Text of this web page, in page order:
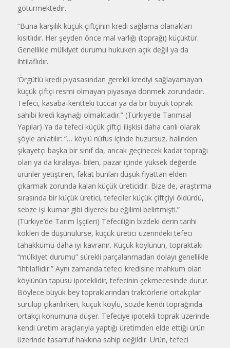
götürmektedir.
“Buna karşılık küçük çiftçinin kredi sağlama olanakları
kısıtlıdır. Her şeyden önce mal varlığı (toprağı) küçüktür.
Genellikle mülkiyet durumu hukuken açık değil ya da
ihtilaflıdır.
‘Örgütlü kredi piyasasından gerekli krediyi sağlayamayan
küçük çiftçi resmi olmayan piyasaya dönmek zorundadır.
Tefeci, kasaba-kentteki tüccar ya da bir büyük toprak
sahibi kredi kaynağı olmaktadır.” (Türkiye’de Tarımsal
Yapılar) Ya da tefeci küçük çiftçi ilişkisi daha canlı olarak
şöyle anlatılır: “… köylü nüfus içinde huzursuz, halinden
şikayetçi başka bir sınıf da, ancak geçinecek kadar toprağı
olan ya da kiralaya- bilen, pazar içinde yüksek değerde
ürünler yetiştiren, fakat bunları düşük fiyattan elden
çıkarmak zorunda kalan küçük üreticidir. Bize de, araştırma
sırasında bir küçük üretici, tefeciler küçük çiftçiyi öldürdü,
sebze işi kumar gibi diyerek bu eğilimi belirtmişti.”
(Türkiye’de Tarım İşçileri) Tefeciliğin bizdeki derin tarihi
kökleri de düşünülürse, küçük üretici üzerindeki tefeci
tahakkümü daha iyi kavranır. Küçük köylünün, topraktaki
“mülkiyet durumu” sürekli parçalanmadan dolayı genellikle
“ihtilaflıdır.” Aynı zamanda tefeci kredisine mahkum olan
köylünün tapusu ipoteklidir, tefecinin çekmecesinde durur.
Böylece büyük bey topraklarından traktörlerle ortakçılar
sürülüp çıkarılırken, küçük köylü, sözde kendi toprağında
ortakçı konumuna düşer. Tefeciye ipotekli toprak üzerinde
kendi üretim araçlarıyla yaptığı üretimden elde ettiği ürün
üzerinde tasarruf hakkına sahip değildir. Ürün, tefeci